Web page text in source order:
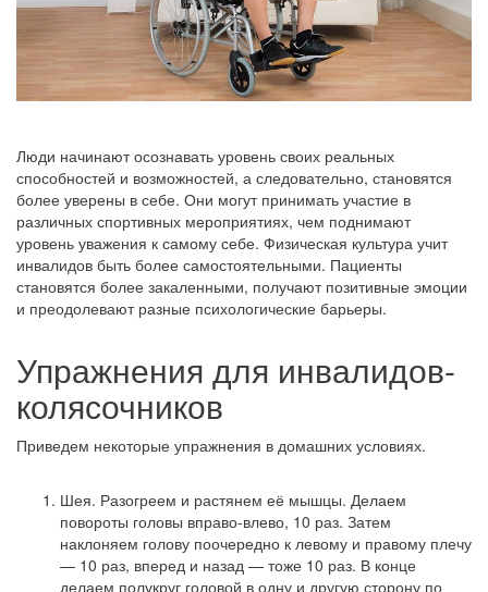
Люди начинают осознавать уровень своих реальных
способностей и возможностей, а следовательно, становятся
более уверены в себе. Они могут принимать участие в
различных спортивных мероприятиях, чем поднимают
уровень уважения к самому себе. Физическая культура учит
инвалидов быть более самостоятельными. Пациенты
становятся более закаленными, получают позитивные эмоции
и преодолевают разные психологические барьеры.
Упражнения для инвалидов-
колясочников
Приведем некоторые упражнения в домашних условиях.
Шея. Разогреем и растянем её мышцы. Делаем
повороты головы вправо-влево, 10 раз. Затем
наклоняем голову поочередно к левому и правому плечу
— 10 раз, вперед и назад — тоже 10 раз. В конце
делаем полукруг головой в одну и другую сторону по